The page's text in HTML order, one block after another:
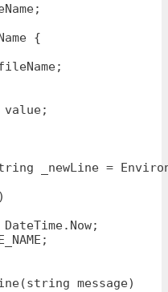
{
value;
_newLine =
message)